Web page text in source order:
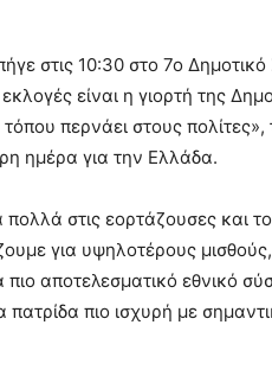
στις 10:30 στο 7ο
εκλογές είναι η γιορτή της
περνάει στους
ημέρα για την Ελλάδα.
στις εορτάζουσες και
για υψηλοτέρους
αποτελεσματικό εθνικό
πατρίδα πιο ισχυρή με